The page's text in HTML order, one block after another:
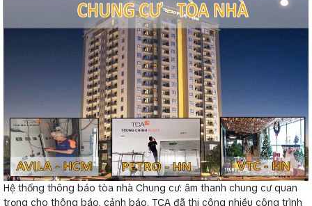
Hệ thống thông báo tòa nhà Chung cư: âm thanh chung cư quan
trọng cho thông báo, cảnh báo. TCA đã thi công nhiều công trình